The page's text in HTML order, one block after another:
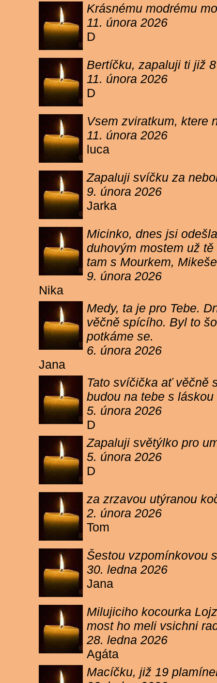
Krásnému modrému
11. února 2026
D
Bertíčku, zapaluji ti již
11. února 2026
D
Vsem zviratkum, ktere
11. února 2026
luca
Zapaluji svíčku za
9. února 2026
Jarka
Micinko, dnes jsi
duhovým mostem už
tam s Mourkem,
9. února 2026
Nika
Medy, ta je pro Tebe.
věčně spícího. Byl to
potkáme se.
6. února 2026
Jana
Tato svíčička ať věčně
budou na tebe s
5. února 2026
D
Zapaluji světýlko pro
5. února 2026
D
za zrzavou utýranou
2. února 2026
Tom
Šestou vzpomínkovou
30. ledna 2026
Jana
Milujiciho kocourka
most ho meli vsichni
28. ledna 2026
Agáta
Macíčku, již 19